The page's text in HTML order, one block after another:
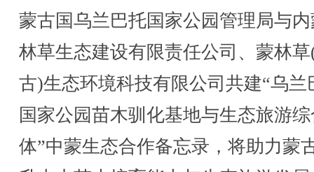
蒙古国乌兰巴托国家公园管理局与
林草生态建设有限责任公司、蒙林
古)生态环境科技有限公司共建“乌兰
国家公园苗木驯化基地与生态旅游
体”中蒙生态合作备忘录，将助力蒙